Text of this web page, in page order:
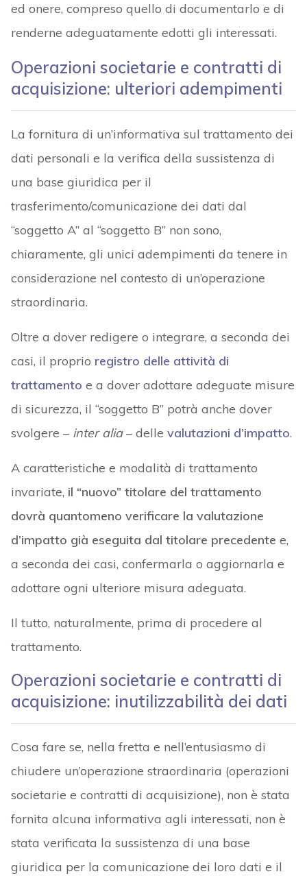
ed onere, compreso quello di documentarlo e di
renderne adeguatamente edotti gli interessati.
Operazioni societarie e contratti di
acquisizione: ulteriori adempimenti
La fornitura di un’informativa sul trattamento dei
dati personali e la verifica della sussistenza di
una base giuridica per il
trasferimento/comunicazione dei dati dal
“soggetto A” al “soggetto B” non sono,
chiaramente, gli unici adempimenti da tenere in
considerazione nel contesto di un’operazione
straordinaria.
Oltre a dover redigere o integrare, a seconda dei
casi, il proprio registro delle attività di
trattamento e a dover adottare adeguate misure
di sicurezza, il “soggetto B” potrà anche dover
svolgere – inter alia– delle valutazioni d’impatto.
A caratteristiche e modalità di trattamento
invariate, il “nuovo” titolare del trattamento
dovrà quantomeno verificare la valutazione
d’impatto già eseguita dal titolare precedente e,
a seconda dei casi, confermarla o aggiornarla e
adottare ogni ulteriore misura adeguata.
Il tutto, naturalmente, prima di procedere al
trattamento.
Operazioni societarie e contratti di
acquisizione: inutilizzabilità dei dati
Cosa fare se, nella fretta e nell’entusiasmo di
chiudere un’operazione straordinaria (operazioni
societarie e contratti di acquisizione), non è stata
fornita alcuna informativa agli interessati, non è
stata verificata la sussistenza di una base
giuridica per la comunicazione dei loro dati e il